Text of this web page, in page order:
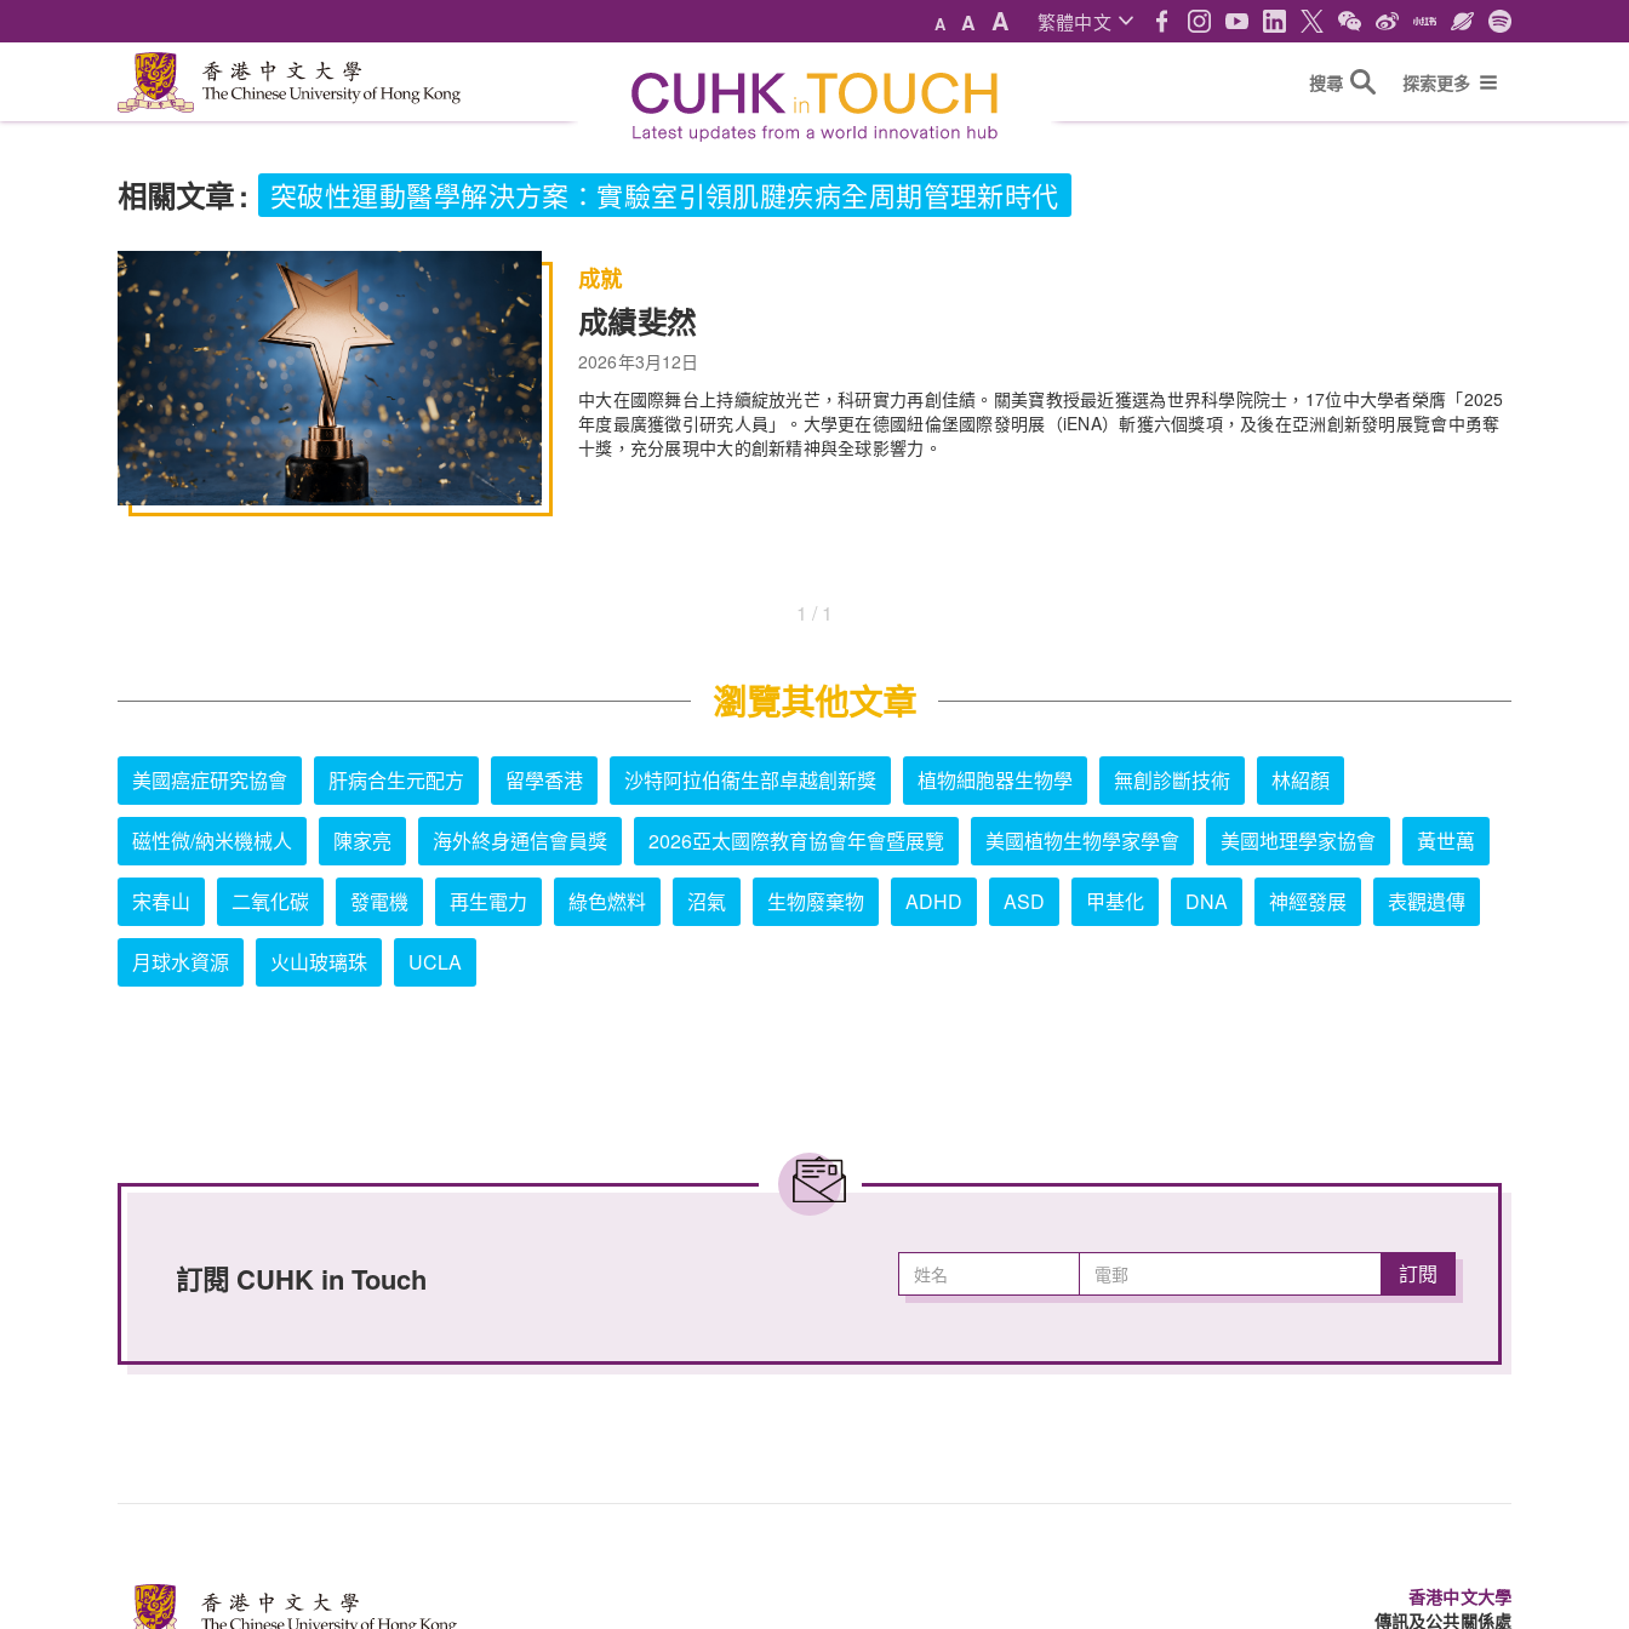
A A A 繁體中文
搜尋 探索更多
相關文章: 突破性運動醫學解決方案：實驗室引領肌腱疾病全周期管理新時代
成就
成績斐然
2026年3月12日
中大在國際舞台上持續綻放光芒，科研實力再創佳績。關美寶教授最近獲選為世界科學院院士，17位中大學者榮膺「2025
年度最廣獲徵引研究人員」。大學更在德國紐倫堡國際發明展（iENA）斬獲六個獎項，及後在亞洲創新發明展覽會中勇奪
十獎，充分展現中大的創新精神與全球影響力。
1 / 1
瀏覽其他文章
美國癌症研究協會 肝病合生元配方 留學香港 沙特阿拉伯衞生部卓越創新獎 植物細胞器生物學 無創診斷技術 林紹顏
磁性微/納米機械人 陳家亮 海外終身通信會員獎 2026亞太國際教育協會年會暨展覽 美國植物生物學家學會 美國地理學家協會 黃世萬
宋春山 二氧化碳 發電機 再生電力 綠色燃料 沼氣 生物廢棄物 ADHD ASD 甲基化 DNA 神經發展 表觀遺傳
月球水資源 火山玻璃珠 UCLA
訂閱 CUHK in Touch
香港中文大學
傳訊及公共關係處